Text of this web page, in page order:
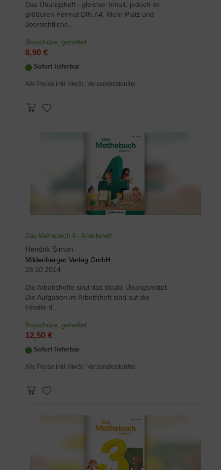
Das Übungsheft - gleicher Inhalt, jedoch im
größeren Format DIN A4. Mehr Platz und
übersichtliche...
Broschüre, geheftet
8,90 €
Sofort lieferbar
Alle Preise inkl. MwSt | Versandkostenfrei
Das Mathebuch 4 - Arbeitsheft
Hendrik Simon
Mildenberger Verlag GmbH
28.10.2014
Die Arbeitshefte sind das ideale Übungsmittel.
Die Aufgaben im Arbeitsheft sind auf die
Inhalte d...
Broschüre, geheftet
12,50 €
Sofort lieferbar
Alle Preise inkl. MwSt | Versandkostenfrei